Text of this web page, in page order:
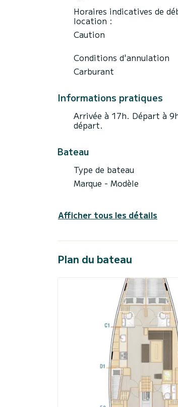
Horaires indicatives de
location :
Caution
Conditions d'annulation
Carburant
Informations pratiques
Arrivée à 17h. Départ à
départ.
Bateau
Type de bateau
Marque - Modèle
Afficher tous les détails
Plan du bateau